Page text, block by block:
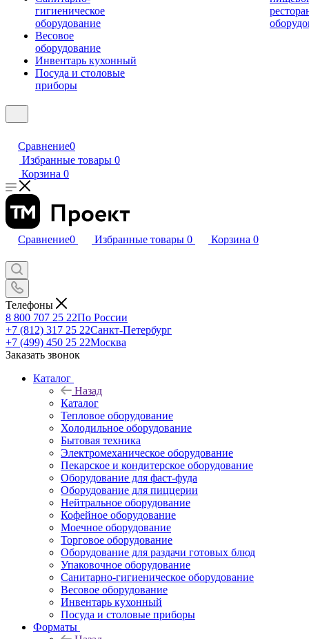
гигиеническое
оборудование
Весовое
оборудование
Инвентарь кухонный
Посуда и столовые
приборы
Сравнение0
Избранные товары 0
Корзина 0
Сравнение0 Избранные товары 0 Корзина 0
Телефоны
8 800 707 25 22По России
+7 (812) 317 25 22Санкт-Петербург
+7 (499) 450 25 22Москва
Заказать звонок
Каталог
Назад
Каталог
Тепловое оборудование
Холодильное оборудование
Бытовая техника
Электромеханическое оборудование
Пекарское и кондитерское оборудование
Оборудование для фаст-фуда
Оборудование для пиццерии
Нейтральное оборудование
Кофейное оборудование
Моечное оборудование
Торговое оборудование
Оборудование для раздачи готовых блюд
Упаковочное оборудование
Санитарно-гигиеническое оборудование
Весовое оборудование
Инвентарь кухонный
Посуда и столовые приборы
Форматы